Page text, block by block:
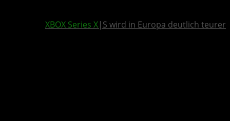
XBOX Series X|S wird in Europa deutlich teurer